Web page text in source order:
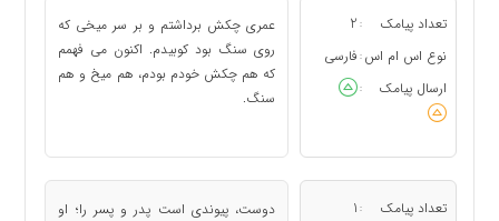
تعداد پیامک :
2
نوع اس ام اس : فارسی
ارسال پیامک
:
عمری چكش برداشتم و بر سر میخی كه
روی سنگ بود كوبیدم. اكنون می فهمم
كه هم چكش خودم بودم، هم میخ و هم
سنگ.
تعداد پیامک :
1
دوست، پیوندی است پدر و پسر را؛ او